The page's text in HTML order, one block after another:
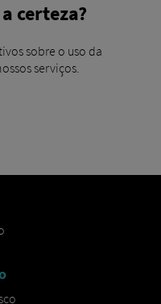
certeza?
sobre o uso da
serviços.